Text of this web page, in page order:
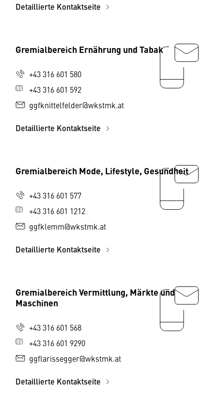
Detaillierte Kontaktseite
Gremialbereich Ernährung und Tabak
+43 316 601 580
+43 316 601 592
ggfknittelfelder@wkstmk.at
Detaillierte Kontaktseite
Gremialbereich Mode, Lifestyle, Gesundheit
+43 316 601 577
+43 316 601 1212
ggfklemm@wkstmk.at
Detaillierte Kontaktseite
Gremialbereich Vermittlung, Märkte und
Maschinen
+43 316 601 568
+43 316 601 9290
ggflarissegger@wkstmk.at
Detaillierte Kontaktseite